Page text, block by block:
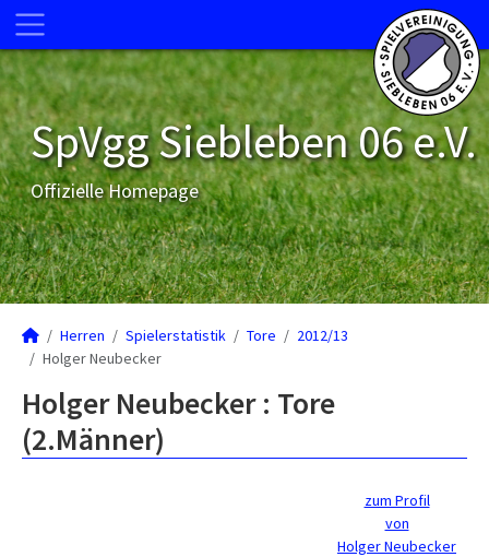
SpVgg Siebleben 06 e.V.
Offizielle Homepage
Herren Spielerstatistik Tore
2012/13
Holger Neubecker
Holger Neubecker : Tore
(2.Männer)
zum Profil
von
Holger Neubecker